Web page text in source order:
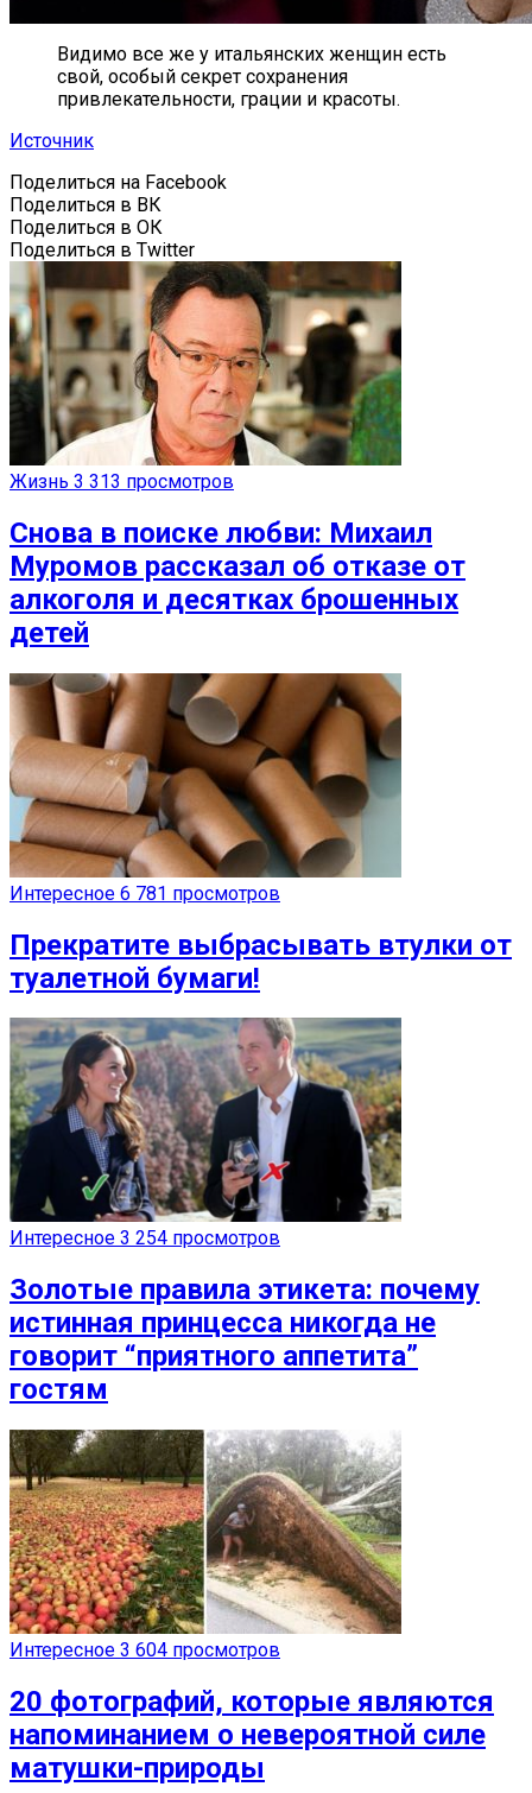
Видимо все же у итальянских женщин есть
свой, особый секрет сохранения
привлекательности, грации и красоты.
Источник
Поделиться на Facebook
Поделиться в ВК
Поделиться в ОК
Поделиться в Twitter
Жизнь 3 313 просмотров
Снова в поиске любви: Михаил
Муромов рассказал об отказе от
алкоголя и десятках брошенных
детей
Интересное 6 781 просмотров
Прекратите выбрасывать втулки от
туалетной бумаги!
Интересное 3 254 просмотров
Золотые правила этикета: почему
истинная принцесса никогда не
говорит “приятного аппетита”
гостям
Интересное 3 604 просмотров
20 фотографий, которые являются
напоминанием о невероятной силе
матушки-природы